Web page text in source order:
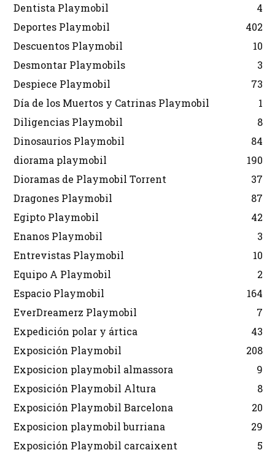
Dentista Playmobil
4
Deportes Playmobil
402
Descuentos Playmobil
10
Desmontar Playmobils
3
Despiece Playmobil
73
Día de los Muertos y Catrinas Playmobil
1
Diligencias Playmobil
8
Dinosaurios Playmobil
84
diorama playmobil
190
Dioramas de Playmobil Torrent
37
Dragones Playmobil
87
Egipto Playmobil
42
Enanos Playmobil
3
Entrevistas Playmobil
10
Equipo A Playmobil
2
Espacio Playmobil
164
EverDreamerz Playmobil
7
Expedición polar y ártica
43
Exposición Playmobil
208
Exposicion playmobil almassora
9
Exposición Playmobil Altura
8
Exposición Playmobil Barcelona
20
Exposicion playmobil burriana
29
Exposición Playmobil carcaixent
5